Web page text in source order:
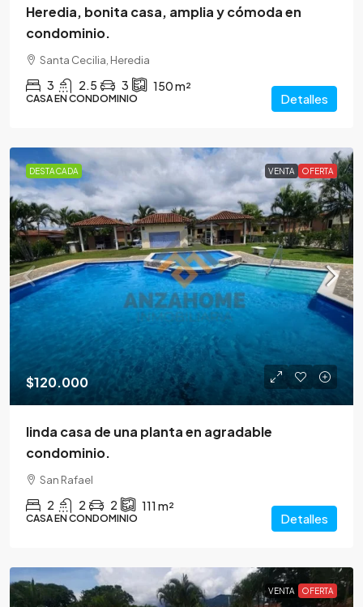
Heredia, bonita casa, amplia y cómoda en
condominio.
Santa Cecilia, Heredia
3 2.5 3 150m²
CASA EN CONDOMINIO Detalles
DESTACADA VENTA OFERTA
$120.000
linda casa de una planta en agradable
condominio.
San Rafael
2 2 2 111 m²
CASA EN CONDOMINIO Detalles
VENTA OFERTA